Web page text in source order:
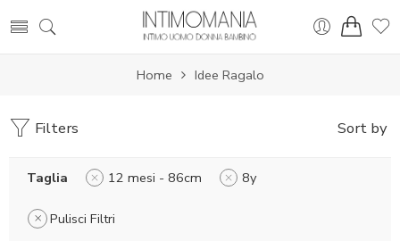
Home Idee Ragalo
Filters Sort by
Taglia 12 mesi - 86cm 8y
Pulisci Filtri